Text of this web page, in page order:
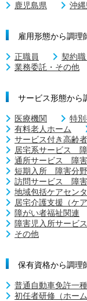
鹿児島県
沖縄
雇用形態から調理
正職員 契約職
業務委託・その他
サービス形態から
医療機関 特
有料老人ホーム
サービス付き高齢
居宅系サービス
通所サービス 障
短期入所 障害分野
訪問サービス 障
地域包括ケアセン
居宅介護支援（ケ
障がい者福祉関連
障害児入所サービス
その他
保有資格から調理
普通自動車免許一種
初任者研修（ホー